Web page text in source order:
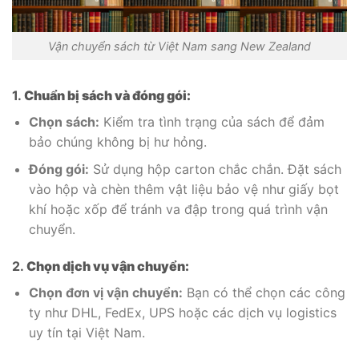
Vận chuyển sách từ Việt Nam sang New Zealand
1. Chuẩn bị sách và đóng gói:
Chọn sách: Kiểm tra tình trạng của sách để đảm
bảo chúng không bị hư hỏng.
Đóng gói: Sử dụng hộp carton chắc chắn. Đặt sách
vào hộp và chèn thêm vật liệu bảo vệ như giấy bọt
khí hoặc xốp để tránh va đập trong quá trình vận
chuyển.
2. Chọn dịch vụ vận chuyển:
Chọn đơn vị vận chuyển: Bạn có thể chọn các công
ty như DHL, FedEx, UPS hoặc các dịch vụ logistics
uy tín tại Việt Nam.